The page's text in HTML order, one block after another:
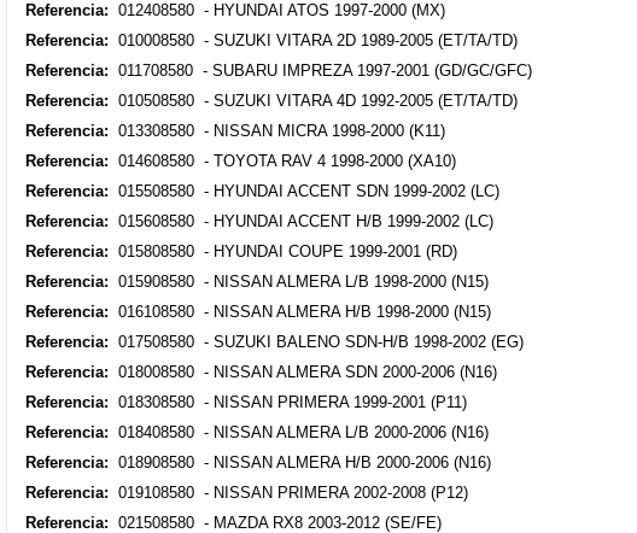
Referencia: 012408580 - HYUNDAI ATOS 1997-2000 (MX)
Referencia: 010008580 - SUZUKI VITARA 2D 1989-2005 (ET/TA/TD)
Referencia: 011708580 - SUBARU IMPREZA 1997-2001 (GD/GC/GFC)
Referencia: 010508580 - SUZUKI VITARA 4D 1992-2005 (ET/TA/TD)
Referencia: 013308580 - NISSAN MICRA 1998-2000 (K11)
Referencia: 014608580 - TOYOTA RAV 4 1998-2000 (XA10)
Referencia: 015508580 - HYUNDAI ACCENT SDN 1999-2002 (LC)
Referencia: 015608580 - HYUNDAI ACCENT H/B 1999-2002 (LC)
Referencia: 015808580 - HYUNDAI COUPE 1999-2001 (RD)
Referencia: 015908580 - NISSAN ALMERA L/B 1998-2000 (N15)
Referencia: 016108580 - NISSAN ALMERA H/B 1998-2000 (N15)
Referencia: 017508580 - SUZUKI BALENO SDN-H/B 1998-2002 (EG)
Referencia: 018008580 - NISSAN ALMERA SDN 2000-2006 (N16)
Referencia: 018308580 - NISSAN PRIMERA 1999-2001 (P11)
Referencia: 018408580 - NISSAN ALMERA L/B 2000-2006 (N16)
Referencia: 018908580 - NISSAN ALMERA H/B 2000-2006 (N16)
Referencia: 019108580 - NISSAN PRIMERA 2002-2008 (P12)
Referencia: 021508580 - MAZDA RX8 2003-2012 (SE/FE)